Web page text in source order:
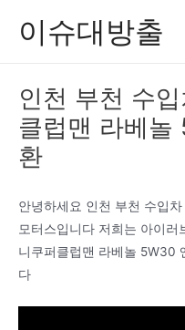
이슈대방출
인천 부천 수
클럽맨 라베놀
환
안녕하세요 인천 부천 수입
모터스입니다 저희는 아이러
니쿠퍼클럽맨 라베놀 5W30
다